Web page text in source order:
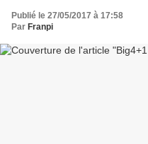
Publié le 27/05/2017 à 17:58
Par Franpi